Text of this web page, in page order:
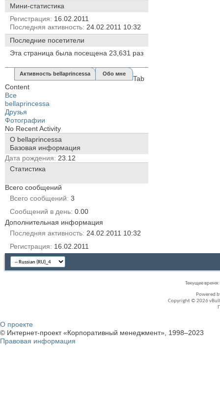
Мини-статистика
Регистрация
16.02.2011
Последняя активность 24.02.2011 10:32
Последние посетители
Эта страница была посещена 23,631 раз
Активность bellaprincessa Обо мне
Tab
Content
Все
bellaprincessa
Друзья
Фотографии
No Recent Activity
О bellaprincessa
Базовая информация
Дата рождения 23.12
Статистика
Всего сообщений
Всего сообщений 3
Сообщений в день 0.00
Дополнительная информация
Последняя активность 24.02.2011 10:32
Регистрация
16.02.2011
Текущее время:
Powered
Copyright © 2026
О проекте
© Интернет-проект «Корпоративный менеджмент», 1998–2023
Правовая информация